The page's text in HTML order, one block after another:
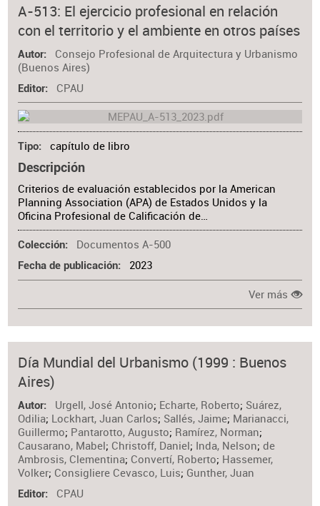
A-513: El ejercicio profesional en relación
con el territorio y el ambiente en otros países
Autor
Consejo Profesional de Arquitectura y Urbanismo
(Buenos Aires)
Editor CPAU
Tipo capítulo de libro
Descripción
Criterios de evaluación establecidos por la American
Planning Association (APA) de Estados Unidos y la
Oficina Profesional de Calificación de…
Colección Documentos A-500
Fecha de publicación 2023
Ver más
Día Mundial del Urbanismo (1999 : Buenos
Aires)
Autor Urgell, José Antonio; Echarte, Roberto; Suárez,
Odilia; Lockhart, Juan Carlos; Sallés, Jaime; Marianacci,
Guillermo; Pantarotto, Augusto; Ramírez, Norman;
Causarano, Mabel; Christoff, Daniel; Inda, Nelson;de
Ambrosis, Clementina; Convertí, Roberto; Hassemer,
Volker; Consigliere Cevasco, Luis; Gunther, Juan
Editor CPAU